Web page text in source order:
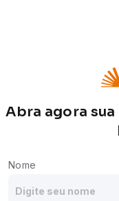
Abra agora
Nome